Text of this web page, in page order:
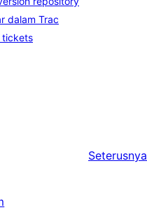
dalam Trac
tickets
Seterusnya